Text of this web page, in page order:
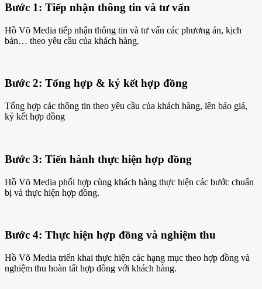
Bước 1: Tiếp nhận thông tin và tư vấn
Hồ Võ Media tiếp nhận thông tin và tư vấn các phương án, kịch
bản… theo yêu cầu của khách hàng.
Bước 2: Tổng hợp & ký kết hợp đồng
Tổng hợp các thông tin theo yêu cầu của khách hàng, lên báo giá,
ký kết hợp đồng
Bước 3: Tiến hành thực hiện hợp đồng
Hồ Võ Media phối hợp cùng khách hàng thực hiện các bước chuẩn
bị và thực hiện hợp đồng.
Bước 4: Thực hiện hợp đồng và nghiệm thu
Hồ Võ Media triển khai thực hiện các hạng mục theo hợp đồng và
nghiệm thu hoàn tất hợp đồng với khách hàng.